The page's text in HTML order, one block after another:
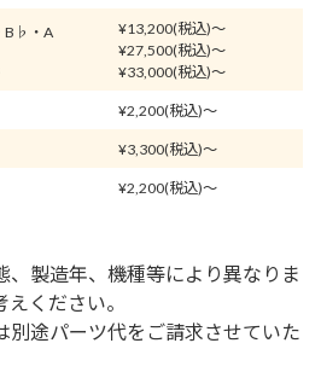
B♭・A
¥13,200(税込)〜
¥27,500(税込)〜
¥33,000(税込)〜
¥2,200(税込)〜
¥3,300(税込)〜
¥2,200(税込)〜
製造年、機種等により異なりま
ください。
途パーツ代をご請求させていた